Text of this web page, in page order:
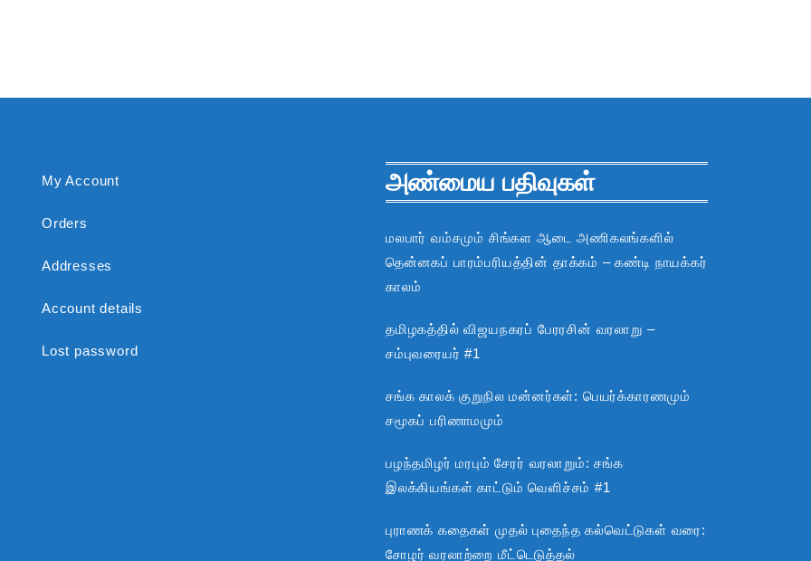
My Account
Orders
Addresses
Account details
Lost password
அண்மைய பதிவுகள்
மலபார் வம்சமும் சிங்கள ஆடை அணிகலங்களில்
தென்னகப் பாரம்பரியத்தின் தாக்கம் – கண்டி நாயக்கர்
காலம்
தமிழகத்தில் விஜயநகரப் பேரரசின் வரலாறு –
சம்புவரையர் #1
சங்க காலக் குறுநில மன்னர்கள்: பெயர்க்காரணமும்
சமூகப் பரிணாமமும்
பழந்தமிழர் மரபும் சேரர் வரலாறும்: சங்க
இலக்கியங்கள் காட்டும் வெளிச்சம் #1
புராணக் கதைகள் முதல் புதைந்த கல்வெட்டுகள் வரை:
சோழர் வரலாற்றை மீட்டெடுத்தல்